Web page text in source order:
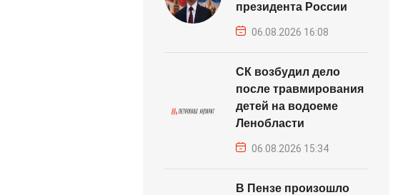
президента России
06.08.2026 16:08
СК возбудил дело
после травмирования
детей на водоеме
Ленобласти
06.08.2026 15:34
В Пензе произошло